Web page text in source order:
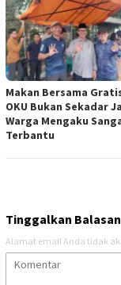
Makan Bersama
OKU Bukan Sekadar
Warga Mengaku
Terbantu
Tinggalkan Balasan
Alamat email Anda tidak